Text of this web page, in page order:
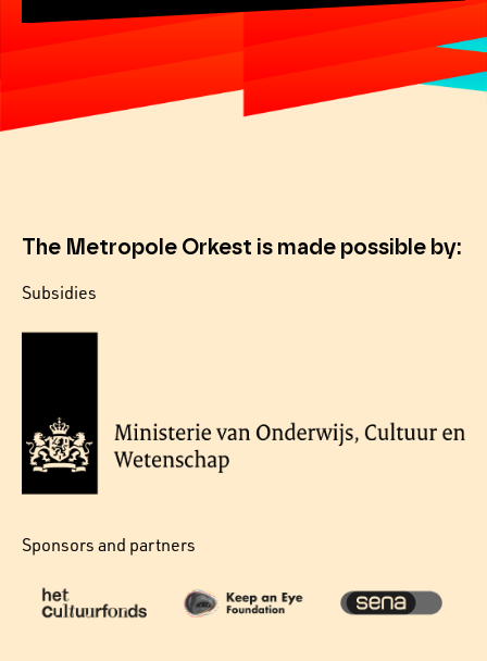
The Metropole Orkest is made possible by:
Subsidies
Sponsors and partners